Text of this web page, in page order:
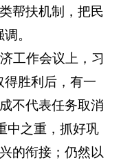
帮扶机制，把民
。
工作会议上，习
得胜利后，有一
不代表任务取消
中之重，抓好巩
的衔接；仍然以